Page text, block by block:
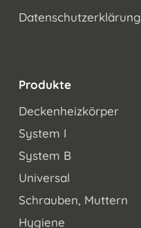
Datenschutzerklärung
Produkte
Deckenheizkörper
System I
System B
Universal
Schrauben, Muttern
Hygiene